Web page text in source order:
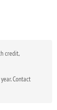
credit,
Contact